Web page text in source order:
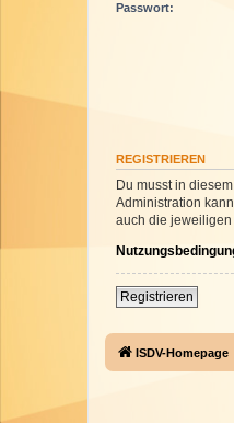
Passwort:
REGISTRIEREN
Du musst in
Administration
auch die jeweiligen
Registrieren
ISDV-Homepage